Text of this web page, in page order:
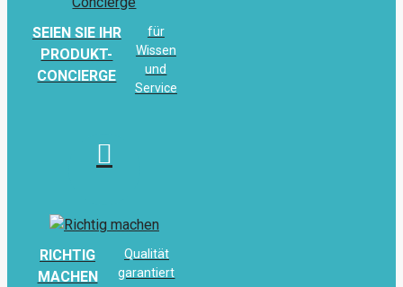
SEIEN SIE IHR
PRODUKT-
CONCIERGE
für
Wissen
und
Service
RICHTIG
MACHEN
Qualität
garantiert